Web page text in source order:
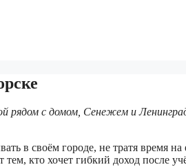
рядом с домом, Сенежем и
в своём городе, не тратя время
кто хочет гибкий доход после